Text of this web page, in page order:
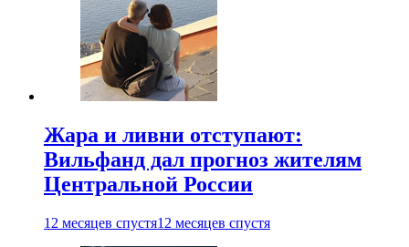
Жара и ливни отступают:
Вильфанд дал прогноз жителям
Центральной России
12 месяцев спустя12 месяцев спустя